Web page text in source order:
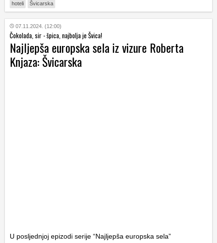
hoteli Švicarska
07.11.2024. (12:00)
Čokolada, sir - špica, najbolja je Švica!
Najljepša europska sela iz vizure Roberta
Knjaza: Švicarska
U posljednjoj epizodi serije “Najljepša europska sela”